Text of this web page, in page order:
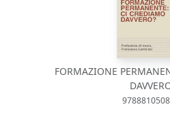
FORMAZIONE